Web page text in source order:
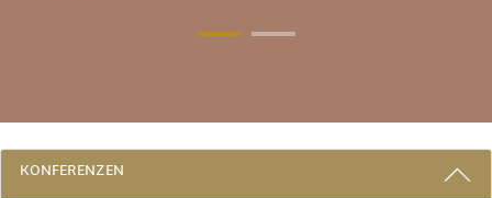
3 GRÜNDE, BEI UNS ZU BLEIBEN
KONFERENZEN